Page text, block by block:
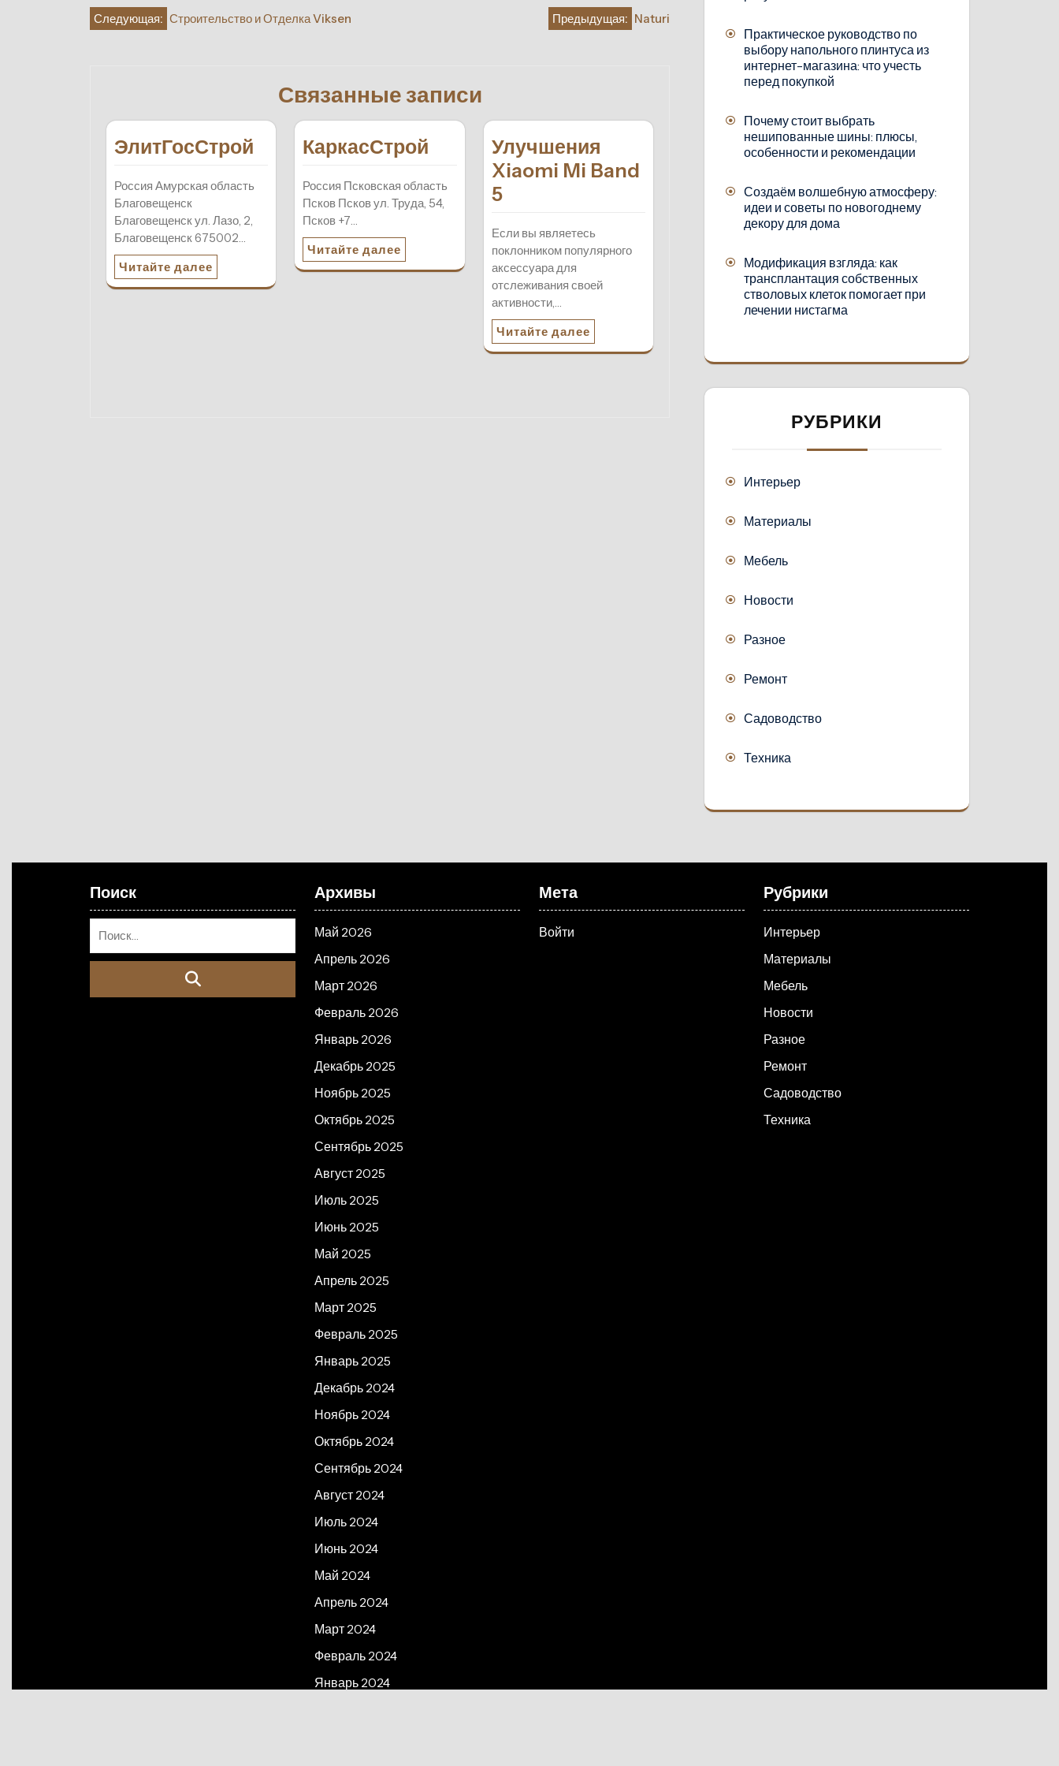
Навигация
Предыдущая: Naturi
Следующая: Строительство и Отделка Viksen
Связанные записи
ЭлитГосСтрой
Россия Амурская область
Благовещенск
Благовещенск ул. Лазо, 2,
Благовещенск 675002…
Читайте далее
КаркасСтрой
Россия Псковская область
Псков Псков ул. Труда, 54,
Псков +7…
Читайте далее
Улучшения
Xiaomi Mi Band
5
Если вы являетесь
поклонником популярного
аксессуара для
отслеживания своей
активности,…
Читайте далее
Практическое руководство по
выбору напольного плинтуса из
интернет-магазина: что учесть
перед покупкой
Почему стоит выбрать
нешипованные шины: плюсы,
особенности и рекомендации
Создаём волшебную атмосферу:
идеи и советы по новогоднему
декору для дома
Модификация взгляда: как
трансплантация собственных
стволовых клеток помогает при
лечении нистагма
РУБРИКИ
Интерьер
Материалы
Мебель
Новости
Разное
Ремонт
Садоводство
Техника
Поиск Архивы
Май 2026
Апрель 2026
Март 2026
Февраль 2026
Январь 2026
Декабрь 2025
Ноябрь 2025
Октябрь 2025
Сентябрь 2025
Август 2025
Июль 2025
Июнь 2025
Май 2025
Апрель 2025
Март 2025
Февраль 2025
Январь 2025
Декабрь 2024
Ноябрь 2024
Октябрь 2024
Сентябрь 2024
Август 2024
Июль 2024
Июнь 2024
Май 2024
Апрель 2024
Март 2024
Февраль 2024
Январь 2024
Мета
Войти
Рубрики
Интерьер
Материалы
Мебель
Новости
Разное
Ремонт
Садоводство
Техника